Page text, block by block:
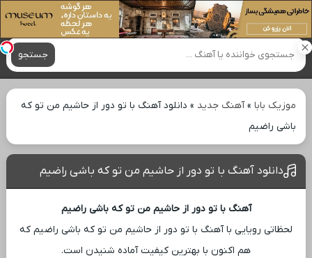
آهنگ های جدید
جستجو
موزیک بابا»آهنگ جدید » دانلود آهنگ با تو دور از حاشیم من تو که
باشی راضیم
دانلود آهنگ با تو دور از حاشیم من تو که باشی راضیم
آهنگ با تو دور از حاشیم من تو که باشی راضیم
لحظاتی رویایی با آهنگ با تو دور از حاشیم من تو که باشی راضیم که
هم اکنون با بهترین کیفیت آماده شنیدن است.